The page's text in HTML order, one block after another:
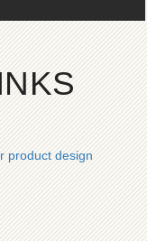
product design